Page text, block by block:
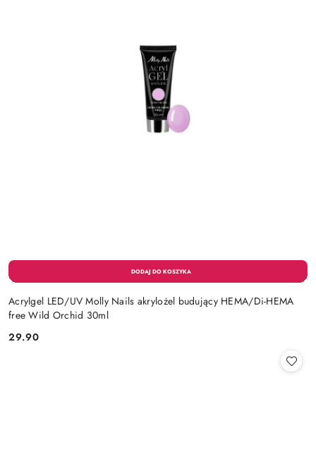
Acrylgel LED/UV Molly Nails akrylożel budujący HEMA/Di-HEMA
free Wild Orchid 30ml
Cena:
29.90